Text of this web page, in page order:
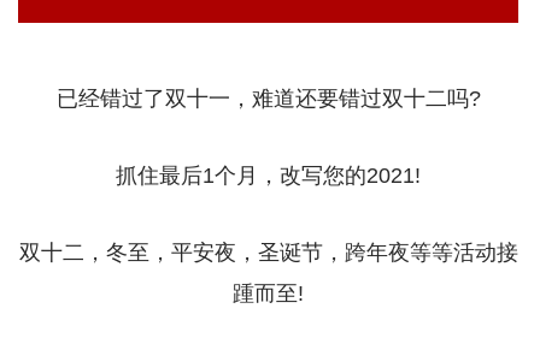
已经错过了双十一，难道还要错过双十二吗?
抓住最后1个月，改写您的2021!
双十二，冬至，平安夜，圣诞节，跨年夜等等活动接
踵而至!